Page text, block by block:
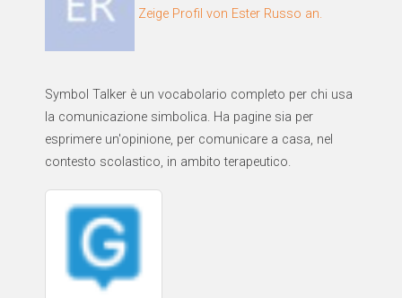
Registrieren
Zeige Profil von Ester Russo an.
Symbol Talker è un vocabolario completo per chi usa
la comunicazione simbolica. Ha pagine sia per
esprimere un'opinione, per comunicare a casa, nel
contesto scolastico, in ambito terapeutico.